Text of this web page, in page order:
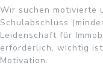
Wir suchen motivierte
Schulabschluss
Leidenschaft für
erforderlich, wichtig
Motivation.